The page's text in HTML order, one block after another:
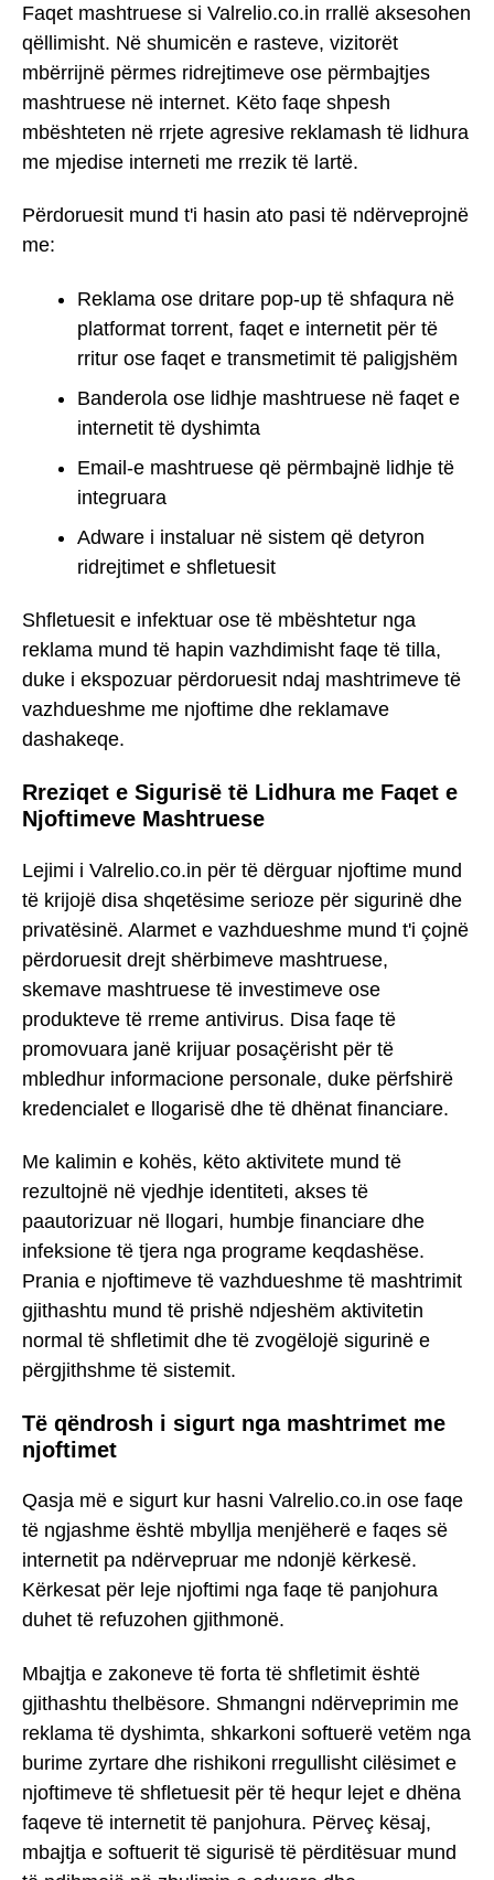
Faqet mashtruese si Valrelio.co.in rrallë aksesohen
qëllimisht. Në shumicën e rasteve, vizitorët
mbërrijnë përmes ridrejtimeve ose përmbajtjes
mashtruese në internet. Këto faqe shpesh
mbështeten në rrjete agresive reklamash të lidhura
me mjedise interneti me rrezik të lartë.
Përdoruesit mund t'i hasin ato pasi të ndërveprojnë
me:
Reklama ose dritare pop-up të shfaqura në
platformat torrent, faqet e internetit për të
rritur ose faqet e transmetimit të paligjshëm
Banderola ose lidhje mashtruese në faqet e
internetit të dyshimta
Email-e mashtruese që përmbajnë lidhje të
integruara
Adware i instaluar në sistem që detyron
ridrejtimet e shfletuesit
Shfletuesit e infektuar ose të mbështetur nga
reklama mund të hapin vazhdimisht faqe të tilla,
duke i ekspozuar përdoruesit ndaj mashtrimeve të
vazhdueshme me njoftime dhe reklamave
dashakeqe.
Rreziqet e Sigurisë të Lidhura me Faqet e
Njoftimeve Mashtruese
Lejimi i Valrelio.co.in për të dërguar njoftime mund
të krijojë disa shqetësime serioze për sigurinë dhe
privatësinë. Alarmet e vazhdueshme mund t'i çojnë
përdoruesit drejt shërbimeve mashtruese,
skemave mashtruese të investimeve ose
produkteve të rreme antivirus. Disa faqe të
promovuara janë krijuar posaçërisht për të
mbledhur informacione personale, duke përfshirë
kredencialet e llogarisë dhe të dhënat financiare.
Me kalimin e kohës, këto aktivitete mund të
rezultojnë në vjedhje identiteti, akses të
paautorizuar në llogari, humbje financiare dhe
infeksione të tjera nga programe keqdashëse.
Prania e njoftimeve të vazhdueshme të mashtrimit
gjithashtu mund të prishë ndjeshëm aktivitetin
normal të shfletimit dhe të zvogëlojë sigurinë e
përgjithshme të sistemit.
Të qëndrosh i sigurt nga mashtrimet me
njoftimet
Qasja më e sigurt kur hasni Valrelio.co.in ose faqe
të ngjashme është mbyllja menjëherë e faqes së
internetit pa ndërvepruar me ndonjë kërkesë.
Kërkesat për leje njoftimi nga faqe të panjohura
duhet të refuzohen gjithmonë.
Mbajtja e zakoneve të forta të shfletimit është
gjithashtu thelbësore. Shmangni ndërveprimin me
reklama të dyshimta, shkarkoni softuerë vetëm nga
burime zyrtare dhe rishikoni rregullisht cilësimet e
njoftimeve të shfletuesit për të hequr lejet e dhëna
faqeve të internetit të panjohura. Përveç kësaj,
mbajtja e softuerit të sigurisë të përditësuar mund